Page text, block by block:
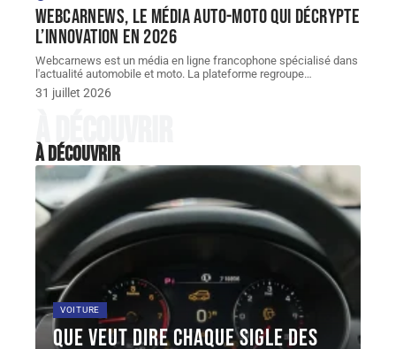
Webcarnews, le média auto-moto qui décrypte
l’innovation en 2026
Webcarnews est un média en ligne francophone spécialisé dans
l'actualité automobile et moto. La plateforme regroupe…
31 juillet 2026
À découvrir
À découvrir
VOITURE
Que veut dire chaque sigle des